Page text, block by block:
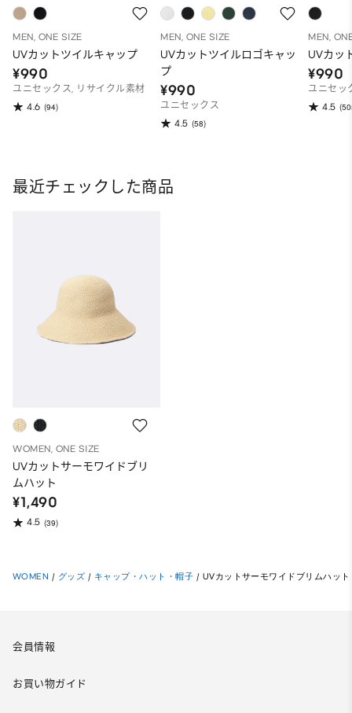
MEN, ONE SIZE
UVカットツイルキャップ
¥990
ユニセックス, リサイクル素材
4.6 (94)
MEN, ONE SIZE
UVカットツイルロゴキャッ
プ
¥990
ユニセックス
4.5 (58)
MEN,
UVカッ
¥990
ユニセッ
4.5
最近チェックした商品
WOMEN, ONE SIZE
UVカットサーモワイドブリ
ムハット
¥1,490
4.5 (39)
WOMEN / グッズ / キャップ・ハット・帽子 / UVカットサーモワイドブリムハット
会員情報
お買い物ガイド